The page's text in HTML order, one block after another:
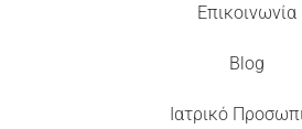
Επικοινωνία
Blog
Ιατρικό